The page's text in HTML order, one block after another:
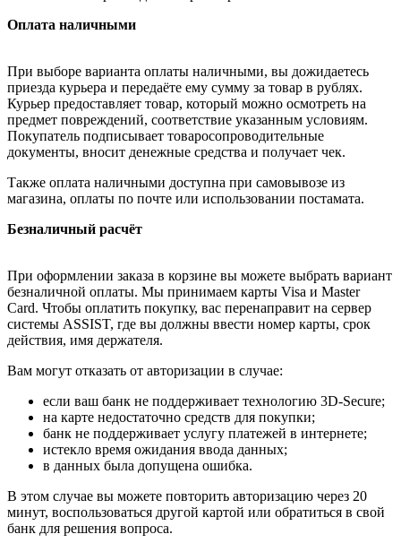
Оплата наличными
При выборе варианта оплаты наличными, вы дожидаетесь
приезда курьера и передаёте ему сумму за товар в рублях.
Курьер предоставляет товар, который можно осмотреть на
предмет повреждений, соответствие указанным условиям.
Покупатель подписывает товаросопроводительные
документы, вносит денежные средства и получает чек.
Также оплата наличными доступна при самовывозе из
магазина, оплаты по почте или использовании постамата.
Безналичный расчёт
При оформлении заказа в корзине вы можете выбрать вариант
безналичной оплаты. Мы принимаем карты Visa и Master
Card. Чтобы оплатить покупку, вас перенаправит на сервер
системы ASSIST, где вы должны ввести номер карты, срок
действия, имя держателя.
Вам могут отказать от авторизации в случае:
если ваш банк не поддерживает технологию 3D-Secure;
на карте недостаточно средств для покупки;
банк не поддерживает услугу платежей в интернете;
истекло время ожидания ввода данных;
в данных была допущена ошибка.
В этом случае вы можете повторить авторизацию через 20
минут, воспользоваться другой картой или обратиться в свой
банк для решения вопроса.